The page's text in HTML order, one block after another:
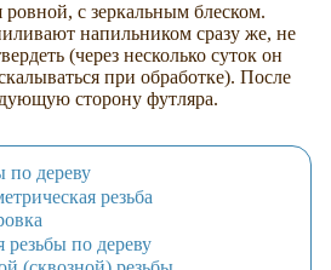
ровной, с зеркальным блеском.
напильником сразу же, не
(через несколько суток он
при обработке). После
сторону футляра.
по дереву
резьба
по дереву